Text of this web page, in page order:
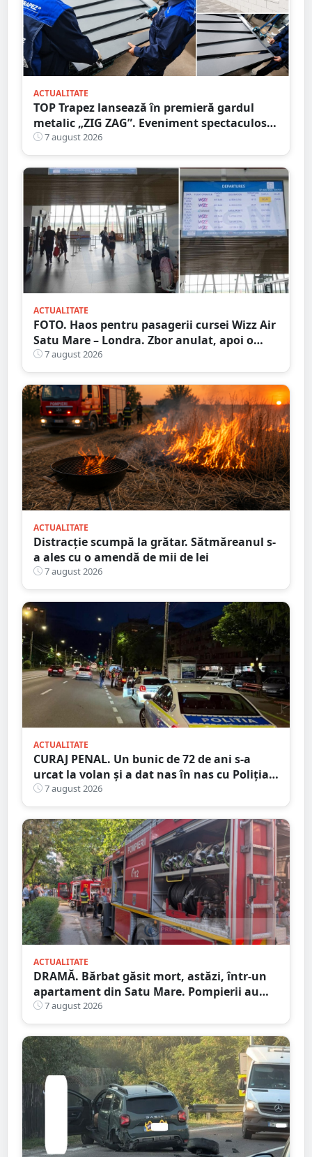
ACTUALITATE
TOP Trapez lansează în premieră gardul
metalic „ZIG ZAG”. Eveniment spectaculos
în Grădina Romei
7 august 2026
ACTUALITATE
FOTO. Haos pentru pasagerii cursei Wizz Air
Satu Mare – Londra. Zbor anulat, apoi o
nouă întârziere. Fără explicații clare
7 august 2026
ACTUALITATE
Distracție scumpă la grătar. Sătmăreanul s-
a ales cu o amendă de mii de lei
7 august 2026
ACTUALITATE
CURAJ PENAL. Un bunic de 72 de ani s-a
urcat la volan și a dat nas în nas cu Poliția
Satu Mare
7 august 2026
ACTUALITATE
DRAMĂ. Bărbat găsit mort, astăzi, într-un
apartament din Satu Mare. Pompierii au
spart ușa
7 august 2026